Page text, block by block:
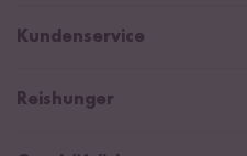
Deutschland
Kundenservice
Help Center und FAQ
Reishunger